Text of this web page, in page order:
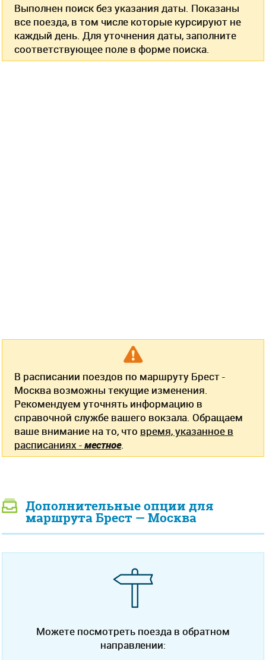
Выполнен поиск без указания даты. Показаны
все поезда, в том числе которые курсируют не
каждый день. Для уточнения даты, заполните
соответствующее поле в форме поиска.
В расписании поездов по маршруту Брест -
Москва возможны текущие изменения.
Рекомендуем уточнять информацию в
справочной службе вашего вокзала. Обращаем
ваше внимание на то, что время, указанное в
расписаниях -местное.
Дополнительные опции для
маршрута Брест — Москва
Можете посмотреть поезда в обратном
направлении: